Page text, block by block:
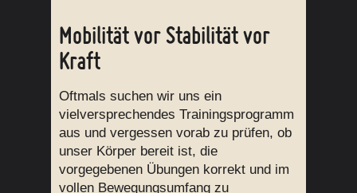
Mobilität vor Stabilität vor
Kraft
Oftmals suchen wir uns ein
vielversprechendes Trainingsprogramm
aus und vergessen vorab zu prüfen, ob
unser Körper bereit ist, die
vorgegebenen Übungen korrekt und im
vollen Bewegungsumfang zu